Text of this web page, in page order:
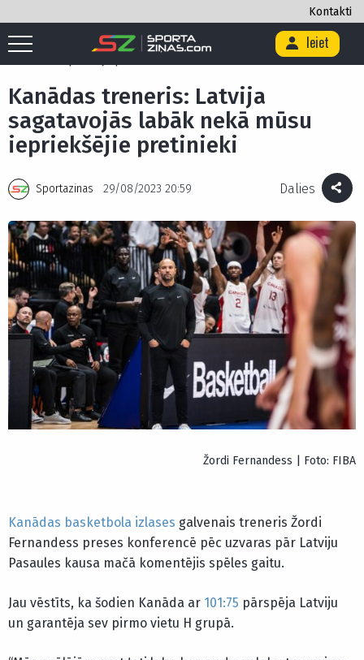
Kontakti
Ieiet
Sākums Basketbols / Kanādas treneris: Latvija sagatavojās labāk
Kanādas treneris: Latvija
sagatavojās labāk nekā mūsu
iepriekšējie pretinieki
Sportazinas 29/08/2023 20:59 Dalies
Žordi Fernandess | Foto: FIBA
Kanādas basketbola izlases galvenais treneris Žordi
Fernandess preses konferencē pēc uzvaras pār Latviju
Pasaules kausa mačā komentējis spēles gaitu.
Jau vēstīts, ka šodien Kanāda ar 101:75 pārspēja Latviju
un garantēja sev pirmo vietu H grupā.